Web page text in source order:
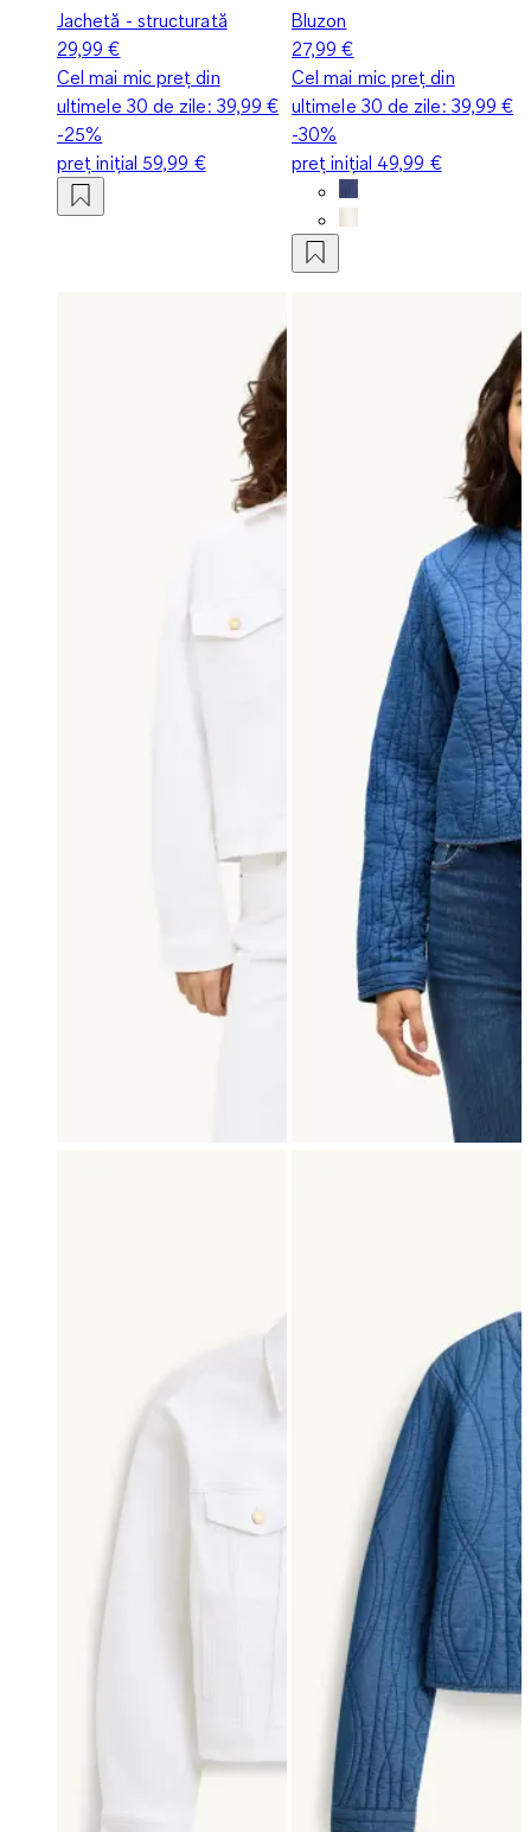
Jachetă - structurată
29,99 €
Cel mai mic preț din
ultimele 30 de zile: 39,99 €
-25%
preț inițial 59,99 €
Bluzon
27,99 €
Cel mai mic preț din
ultimele 30 de zile: 39,99 €
-30%
preț inițial 49,99 €